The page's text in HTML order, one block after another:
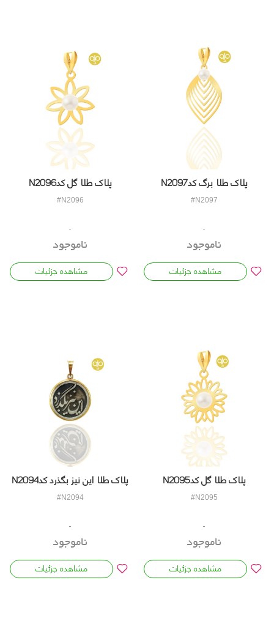
پلاک طلا برگ کدN2097
#N2097
ناموجود
مشاهده جزئیات
پلاک طلا گل کدN2096
#N2096
ناموجود
مشاهده جزئیات
پلاک طلا گل کدN2095
#N2095
ناموجود
مشاهده جزئیات
پلاک طلا این نیز بگذرد کدN2094
#N2094
ناموجود
مشاهده جزئیات